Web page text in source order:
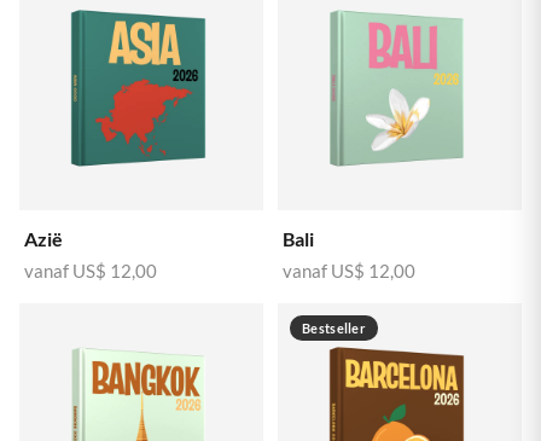
Azië
vanaf US$ 12,00
Bali
vanaf US$ 12,00
Bestseller